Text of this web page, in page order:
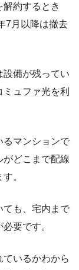
約するとき
7月以降は撤去
設備が残ってい
ュファ光を利
るマンションで
がどこまで配線
。
ても、宅内まで
要です。
いるかわから